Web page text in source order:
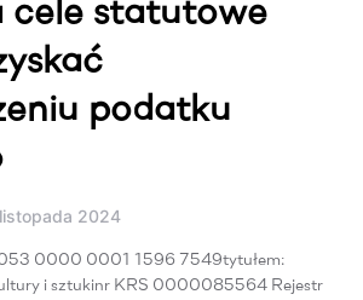
cele statutowe
podatku
2024
0000 0001 1596 7549tytułem:
i sztukinr KRS 0000085564 Rejestr